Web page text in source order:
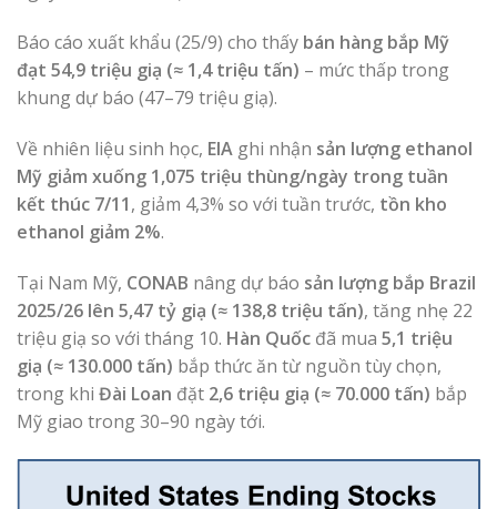
Báo cáo xuất khẩu (25/9) cho thấy bán hàng bắp Mỹ
đạt 54,9 triệu giạ (≈ 1,4 triệu tấn) – mức thấp trong
khung dự báo (47–79 triệu giạ).
Về nhiên liệu sinh học, EIA ghi nhận sản lượng ethanol
Mỹ giảm xuống 1,075 triệu thùng/ngày trong tuần
kết thúc 7/11, giảm 4,3% so với tuần trước, tồn kho
ethanol giảm 2%.
Tại Nam Mỹ, CONAB nâng dự báo sản lượng bắp Brazil
2025/26 lên 5,47 tỷ giạ (≈ 138,8 triệu tấn), tăng nhẹ 22
triệu giạ so với tháng 10. Hàn Quốc đã mua 5,1 triệu
giạ (≈ 130.000 tấn) bắp thức ăn từ nguồn tùy chọn,
trong khi Đài Loan đặt 2,6 triệu giạ (≈ 70.000 tấn) bắp
Mỹ giao trong 30–90 ngày tới.